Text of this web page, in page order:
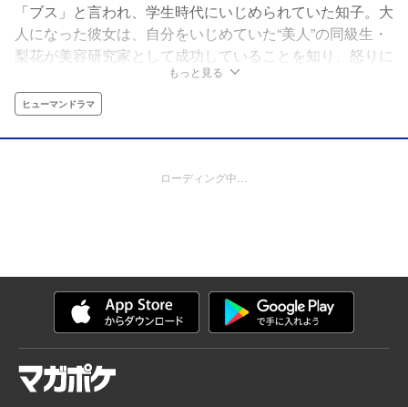
「ブス」と言われ、学生時代にいじめられていた知子。大
人になった彼女は、自分をいじめていた“美人”の同級生・
梨花が美容研究家として成功していることを知り、怒りに
震える。しかし、梨花の目には知子とは違う「世界」が映
っていた──。過去も、容姿も、考え方もまったく違う2人
が世界と真っ向から立ち向かう、反ルッキズム×シスター
フッドの物語！
もっと見る
ヒューマンドラマ
ローディング中…